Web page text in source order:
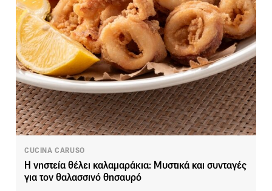
CUCINA CARUSO
Η νηστεία θέλει καλαμαράκια: Μυστικά και συνταγές
για τον θαλασσινό θησαυρό